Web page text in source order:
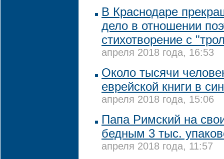
В Краснодаре
дело в отношении
стихотворение с
апреля 2018 года, 16:53
Около тысячи
еврейской книги в
апреля 2018 года, 15:06
Папа Римский на
бедным 3 тыс.
апреля 2018 года, 11:57